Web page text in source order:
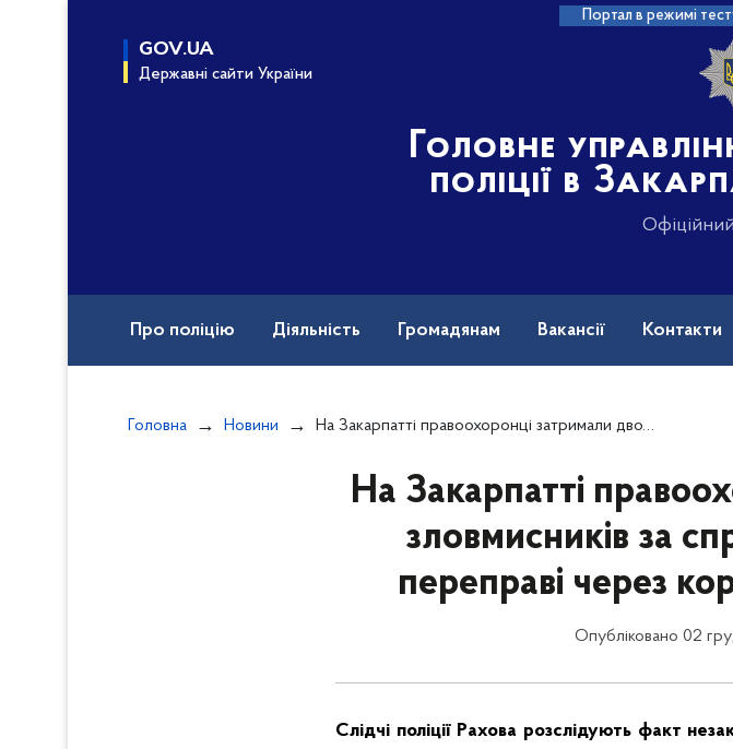
Портал в режимі
GOV.UA
Державні сайти України
Головне
поліції в
Про поліцію Діяльність Громадянам Вакансії Контакти
Головна Новини На Закарпатті правоохоронці затримали двох зловмисників за сприяння у незаконній переправі через кордон групи нелегалів
На Закарпатті
зловмисників за
переправі через
Опубліковано 02
Слідчі поліції Рахова розслідують факт